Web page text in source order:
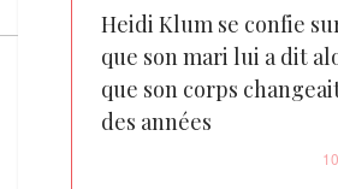
Heidi Klum se confie
que son mari lui a dit
que son corps
des années